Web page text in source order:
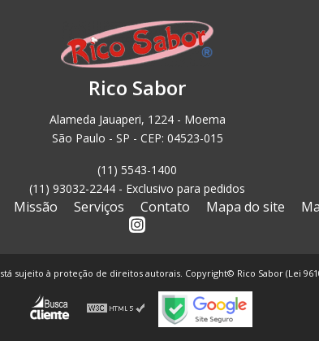
Rico Sabor
Alameda Jauaperi, 1224 - Moema
São Paulo - SP - CEP: 04523-015
(11) 5543-1400
(11) 93032-2244 - Exclusivo para pedidos
Missão Serviços Contato Mapa do site
sujeito à proteção de direitos autorais. Copyright© Rico Sabor (Lei 9610